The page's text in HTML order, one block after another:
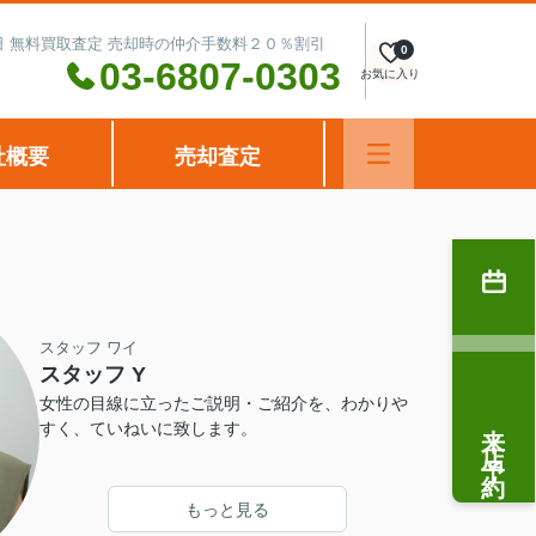
料買取査定 売却時の仲介手数料２０％割引
03-6807-0303 お気に入り
0
概要 売却査定
スタッフ ワイ
スタッフ Y
女性の目線に立ったご説明・ご紹介を、わかりや
すく、ていねいに致します。
もっと見る
来店予約